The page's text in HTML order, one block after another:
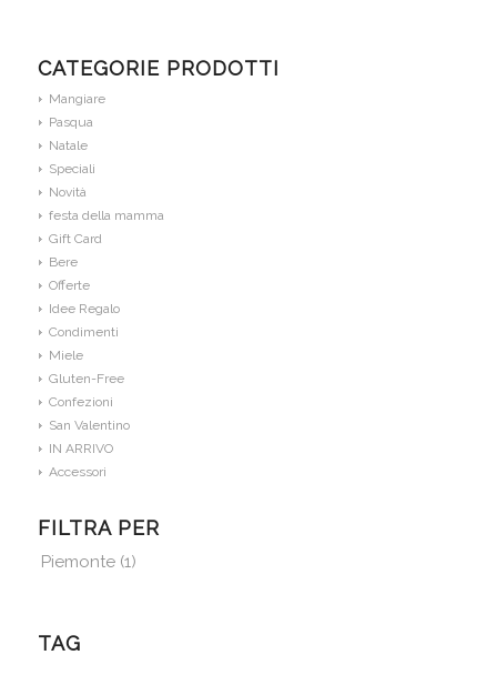
CATEGORIE PRODOTTI
Mangiare
Pasqua
Natale
Speciali
Novità
festa della mamma
Gift Card
Bere
Offerte
Idee Regalo
Condimenti
Miele
Gluten-Free
Confezioni
San Valentino
IN ARRIVO
Accessori
FILTRA PER
Piemonte (1)
TAG